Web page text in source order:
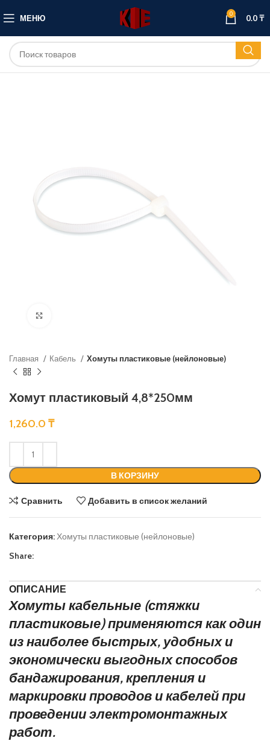
МЕНЮ 0 0.0₸
Главная Кабель Хомуты пластиковые (нейлоновые)
Хомут пластиковый 4,8*250мм
1,260.0 ₸
В КОРЗИНУ
Сравнить Добавить в список желаний
Категория:Хомуты пластиковые (нейлоновые)
Share:
ОПИСАНИЕ
Хомуты кабельные (стяжки
пластиковые) применяются как один
из наиболее быстрых, удобных и
экономически выгодных способов
бандажирования, крепления и
маркировки проводов и кабелей при
проведении электромонтажных
работ.